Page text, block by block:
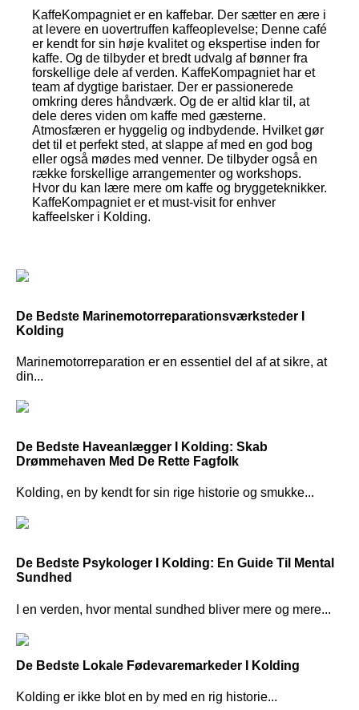
KaffeKompagniet er en kaffebar. Der sætter en ære i
at levere en uovertruffen kaffeoplevelse; Denne café
er kendt for sin høje kvalitet og ekspertise inden for
kaffe. Og de tilbyder et bredt udvalg af bønner fra
forskellige dele af verden. KaffeKompagniet har et
team af dygtige baristaer. Der er passionerede
omkring deres håndværk. Og de er altid klar til, at
dele deres viden om kaffe med gæsterne.
Atmosfæren er hyggelig og indbydende. Hvilket gør
det til et perfekt sted, at slappe af med en god bog
eller også mødes med venner. De tilbyder også en
række forskellige arrangementer og workshops.
Hvor du kan lære mere om kaffe og bryggeteknikker.
KaffeKompagniet er et must-visit for enhver
kaffeelsker i Kolding.
De Bedste Marinemotorreparationsværksteder I
Kolding
Marinemotorreparation er en essentiel del af at sikre, at
din...
De Bedste Haveanlægger I Kolding: Skab
Drømmehaven Med De Rette Fagfolk
Kolding, en by kendt for sin rige historie og smukke...
De Bedste Psykologer I Kolding: En Guide Til Mental
Sundhed
I en verden, hvor mental sundhed bliver mere og mere...
De Bedste Lokale Fødevaremarkeder I Kolding
Kolding er ikke blot en by med en rig historie...